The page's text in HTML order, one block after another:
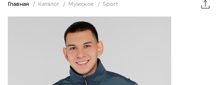
Главная Каталог Мужское Sport